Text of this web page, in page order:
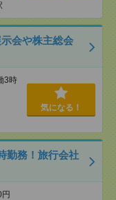
会や株主総会
3時
気になる！
勤務！旅行会社